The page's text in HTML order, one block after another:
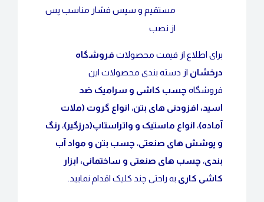
مستقیم و سپس فشار مناسب پس
از نصب
برای اطلاع از قیمت محصولات فروشگاه
درخشان از دسته بندی محصولات این
فروشگاه چسب کاشی و سرامیک ضد
اسید، افزودنی های بتن، انواع گروت (ملات
آماده)، انواع ماستیک و واتراستاپ(درزگیر)، رنگ
و پوشش های صنعتی، چسب بتن و مواد آب
بندی، چسب های صنعتی و ساختمانی، ابزار
کاشی کاری به راحتی چند کلیک اقدام نمایید.